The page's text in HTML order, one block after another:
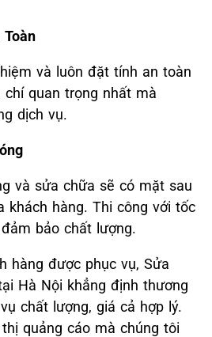
và luôn đặt tính an toàn
quan trọng nhất mà
dịch vụ.
và sửa chữa sẽ có mặt sau
khách hàng. Thi công với tốc
bảo chất lượng.
hàng được phục vụ, Sửa
Hà Nội khẳng định thương
chất lượng, giá cả hợp lý.
quảng cáo mà chúng tôi